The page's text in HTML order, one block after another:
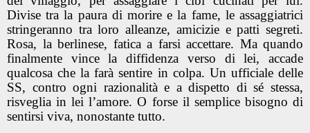
Divise tra la paura di morire e la fame, le assaggiatrici
stringeranno tra loro alleanze, amicizie e patti segreti.
Rosa, la berlinese, fatica a farsi accettare. Ma quando
finalmente vince la diffidenza verso di lei, accade
qualcosa che la farà sentire in colpa. Un ufficiale delle
SS, contro ogni razionalità e a dispetto di sé stessa,
risveglia in lei l’amore. O forse il semplice bisogno di
sentirsi viva, nonostante tutto.